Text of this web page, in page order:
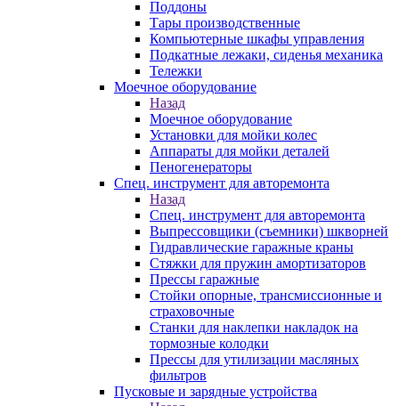
Поддоны
Тары производственные
Компьютерные шкафы управления
Подкатные лежаки, сиденья механика
Тележки
Моечное оборудование
Назад
Моечное оборудование
Установки для мойки колес
Аппараты для мойки деталей
Пеногенераторы
Спец. инструмент для авторемонта
Назад
Спец. инструмент для авторемонта
Выпрессовщики (съемники) шкворней
Гидравлические гаражные краны
Стяжки для пружин амортизаторов
Прессы гаражные
Стойки опорные, трансмиссионные и
страховочные
Станки для наклепки накладок на
тормозные колодки
Прессы для утилизации масляных
фильтров
Пусковые и зарядные устройства